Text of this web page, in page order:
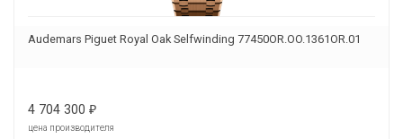
Audemars Piguet Royal Oak Selfwinding 77450OR.OO.1361OR.01
4 704 300 ₽
цена производителя